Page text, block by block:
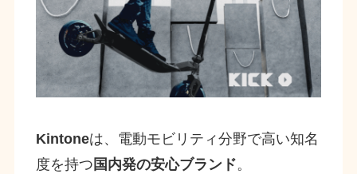
Kintoneは、電動モビリティ分野で高い知名
度を持つ 国内発の安心ブランド。